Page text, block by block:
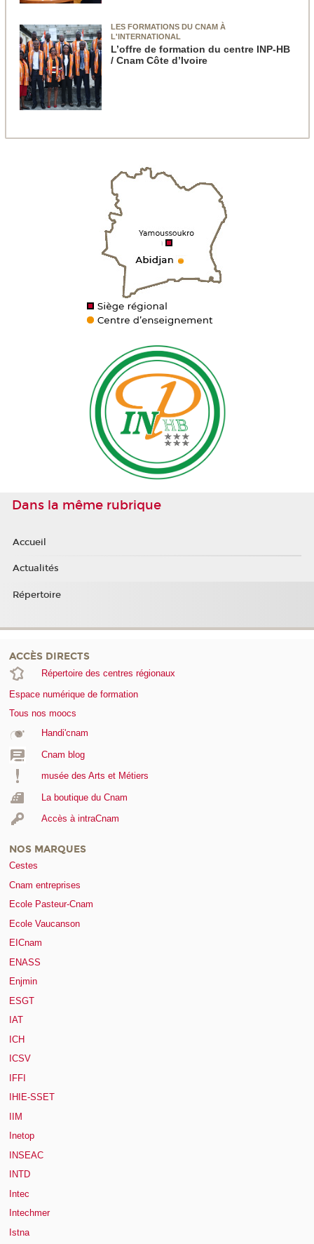
LES FORMATIONS DU CNAM À
L'INTERNATIONAL
L’offre de formation du centre INP-HB
/ Cnam Côte d’Ivoire
Dans la même rubrique
Accueil
Actualités
Répertoire
ACCÈS DIRECTS
Répertoire des centres régionaux
Espace numérique de formation
Tous nos moocs
Handi'cnam
Cnam blog
musée des Arts et Métiers
La boutique du Cnam
Accès à intraCnam
NOS MARQUES
Cestes
Cnam entreprises
Ecole Pasteur-Cnam
Ecole Vaucanson
EICnam
ENASS
Enjmin
ESGT
IAT
ICH
ICSV
IFFI
IHIE-SSET
IIM
Inetop
INSEAC
INTD
Intec
Intechmer
Istna